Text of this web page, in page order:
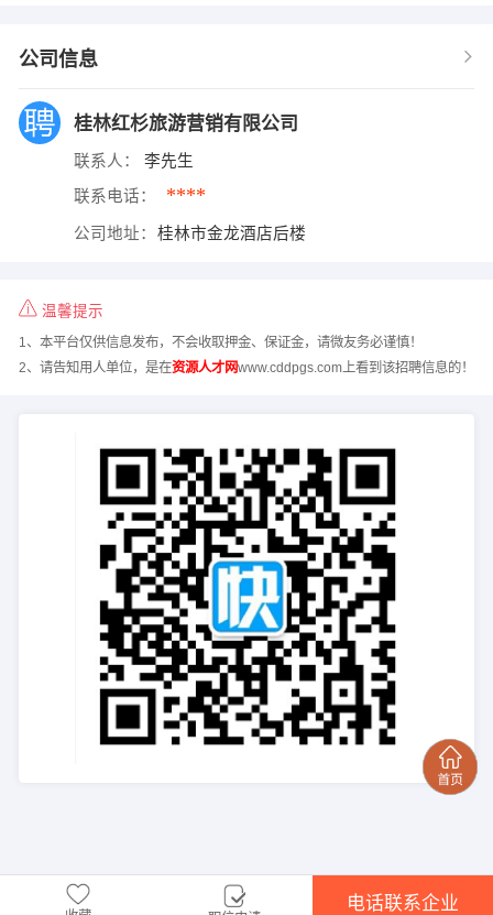
公司信息
桂林红杉旅游营销有限公司
联系人： 李先生
联系电话： ****
公司地址： 桂林市金龙酒店后楼
温馨提示
1、本平台仅供信息发布，不会收取押金、保证金，请微友务必谨慎！
2、请告知用人单位，是在资源人才网www.cddpgs.com上看到该招聘信息的！
电话联系企业